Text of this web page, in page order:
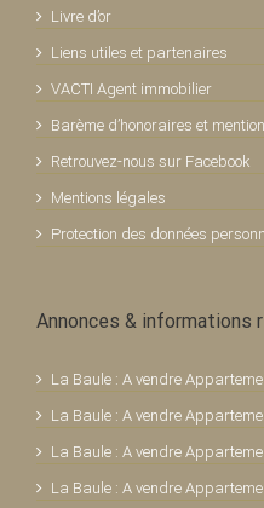
Livre d’or
Liens utiles et partenaires
VACTI Agent immobilier
Barème d’honoraires et
Retrouvez-nous sur Facebook
Mentions légales
Protection des données
Annonces & informations
La Baule : A vendre
La Baule : A vendre
La Baule : A vendre
La Baule : A vendre